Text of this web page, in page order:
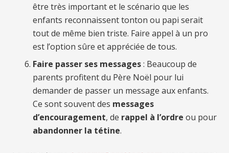
être très important et le scénario que les
enfants reconnaissent tonton ou papi serait
tout de même bien triste. Faire appel à un pro
est l’option sûre et appréciée de tous.
Faire passer ses messages: Beaucoup de
parents profitent du Père Noël pour lui
demander de passer un message aux enfants.
Ce sont souvent des messages
d’encouragement, de rappel à l’ordre ou pour
abandonner la tétine.